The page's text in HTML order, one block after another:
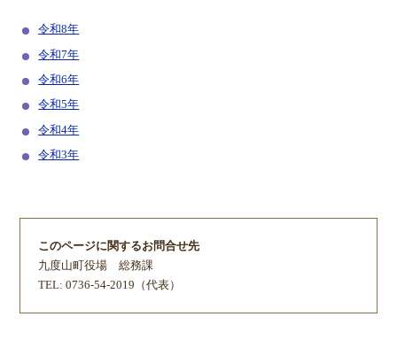
令和8年
令和7年
令和6年
令和5年
令和4年
令和3年
このページに関するお問合せ先
九度山町役場総務課
TEL: 0736-54-2019（代表）